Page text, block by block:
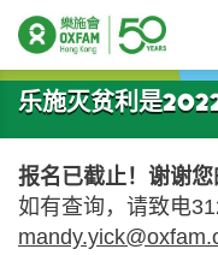
开始主要内容
乐施灭贫利是
报名已截止！谢谢您
如有查询，请致电